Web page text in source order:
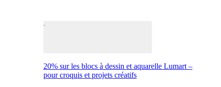
20% sur les blocs à dessin et aquarelle Lumart –
pour croquis et projets créatifs